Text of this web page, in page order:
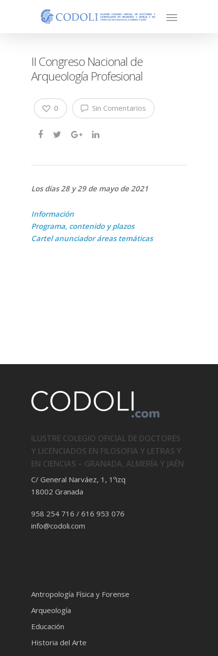
II Congreso Nacional de
Arqueología Profesional
Sin Comentarios
0
Los días 28 y 29 de mayo de 2021
Información
Programa, contenido y plazos
Cartel anunciador áreas temáticas
ILUSTRE COLEGIO OFICIAL DE DOCTORES
Y LICENCIADOS EN FILOSOFIA Y LETRAS Y
EN CIENCIAS – GRANADA, ALMERÍA Y JAÉN
C/ General Narváez, 1, 1ºizq
18002 Granada
958 254 716 / 616 953 076
info@codoli.com
Antropología Física y Forense
Arqueología
Educación
Historia del Arte